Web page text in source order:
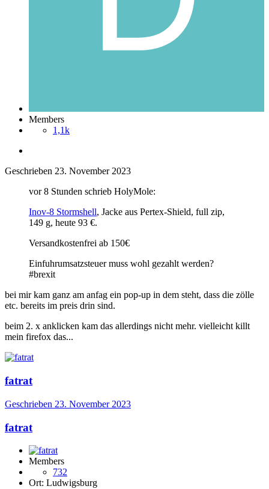
Members
1,1k
Geschrieben 23. November 2023
vor 8 Stunden schrieb HolyMole:
Inov-8 Stormshell, Jacke aus Pertex-Shield, full zip,
149 g, heute 93 €.
Versandkostenfrei ab 150€
Einfuhrumsatzsteuer muss wohl gezahlt werden?
#brexit
bei mir kam ganz am anfag ein pop-up in dem steht, dass die zölle
etc. bereits im preis drin sind.
beim 2. x anklicken kam das allerdings nicht mehr. vielleicht killt
mein firefox das...
fatrat
Geschrieben 23. November 2023
fatrat
Members
732
Ort: Ludwigsburg